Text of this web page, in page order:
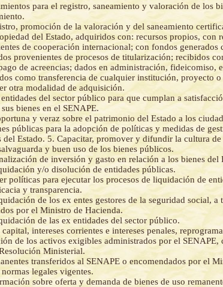
para el registro, saneamiento y valoración de los
promoción de la valoración y del saneamiento
del Estado, adquiridos con: recursos propios, con
de cooperación internacional; con fondos generados
provenientes de procesos de titularización; recibidos
de acreencias; dados en administración, fideicomiso,
como transferencia de cualquier institución, proyecto o
otra modalidad de adquisición.
del sector público para que cumplan a
bienes en el SENAPE.
y veraz sobre el patrimonio del Estado a los
públicas para la adopción de políticas y medidas de
del Estado. 5. Capacitar, promover y difundir la cultura de
y buen uso de los bienes públicos.
de inversión y gasto en relación a los bienes del
y/o disolución de entidades públicas.
políticas para ejecutar los procesos de liquidación de
y transparencia.
de los ex entes gestores de la seguridad social, a
por el Ministro de Hacienda.
de las ex entidades del sector público.
intereses corrientes e intereses penales,
de los activos exigibles administrados por el SENAPE,
Ministerial.
transferidos al SENAPE o encomendados por el
legales vigentes.
sobre oferta y demanda de bienes de uso